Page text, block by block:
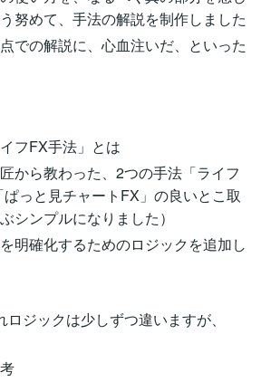
努めて、手法の解説を制作しました
での解説に、心血注いだ、といった
フFX手法」とは
から教わった、2つの手法「ライフ
っと見チャートFX」の良いとこ取
シンプルになりました）
明確化するためのロジックを追加し
ジックは少しずつ違いますが、